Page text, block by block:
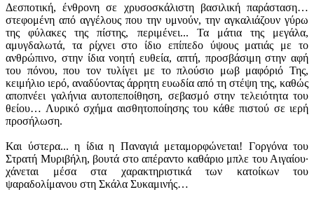
Δεσποτική, ένθρονη σε χρυσοσκάλιστη βασιλική παράσταση…
στεφομένη από αγγέλους που την υμνούν, την αγκαλιάζουν γύρω
της φύλακες της πίστης, περιμένει... Τα μάτια της μεγάλα,
αμυγδαλωτά, τα ρίχνει στο ίδιο επίπεδο ύψους ματιάς με το
ανθρώπινο, στην ίδια νοητή ευθεία, απτή, προσβάσιμη στην αφή
του πόνου, που τον τυλίγει με το πλούσιο μωβ μαφόριό Της,
κειμήλιο ιερό, αναδύοντας άρρητη ευωδία από τη στέψη της, καθώς
αποπνέει γαλήνια αυτοπεποίθηση, σεβασμό στην τελειότητα του
θείου… Λυρικό σχήμα αισθητοποίησης του κάθε πιστού σε ιερή
προσήλωση.
Και ύστερα... η ίδια η Παναγιά μεταμορφώνεται! Γοργόνα του
Στρατή Μυριβήλη, βουτά στο απέραντο καθάριο μπλε του Αιγαίου∙
χάνεται μέσα στα χαρακτηριστικά των κατοίκων του
ψαραδολίμανου στη Σκάλα Συκαμινής…
Λακωνικού
Βιβλίο
Συγγραφή
Σπύρος
Μαντζαβίνος
π.
Μιχαήλ
Σταθάκη